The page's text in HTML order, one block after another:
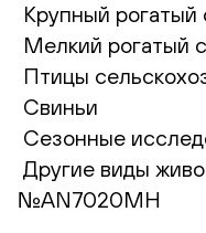
Крупный рогатый
Мелкий рогатый
Птицы
Свиньи
Сезонные
Другие виды
№AN7020MH